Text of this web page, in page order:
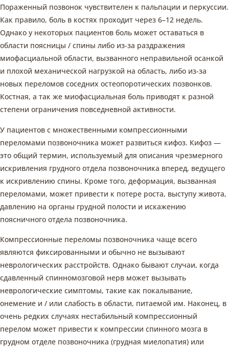
Пораженный позвонок чувствителен к пальпации и перкуссии.
Как правило, боль в костях проходит через 6–12 недель.
Однако у некоторых пациентов боль может оставаться в
области поясницы / спины либо из-за раздражения
миофасциальной области, вызванного неправильной осанкой
и плохой механической нагрузкой на область, либо из-за
новых переломов соседних остеопоротических позвонков.
Костная, а так же миофасциальная боль приводят к разной
степени ограничения повседневной активности.
У пациентов с множественными компрессионными
переломами позвоночника может развиться кифоз. Кифоз —
это общий термин, используемый для описания чрезмерного
искривления грудного отдела позвоночника вперед, ведущего
к искривлению спины. Кроме того, деформация, вызванная
переломами, может привести к потере роста, выступу живота,
давлению на органы грудной полости и искажению
поясничного отдела позвоночника.
Компрессионные переломы позвоночника чаще всего
являются фиксированными и обычно не вызывают
неврологических расстройств. Однако бывают случаи, когда
сдавленный спинномозговой нерв может вызывать
неврологические симптомы, такие как покалывание,
онемение и / или слабость в области, питаемой им. Наконец, в
очень редких случаях нестабильный компрессионный
перелом может привести к компрессии спинного мозга в
грудном отделе позвоночника (грудная миелопатия) или